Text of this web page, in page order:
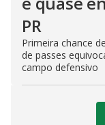
PR
Primeira chance
de passes
campo defensivo